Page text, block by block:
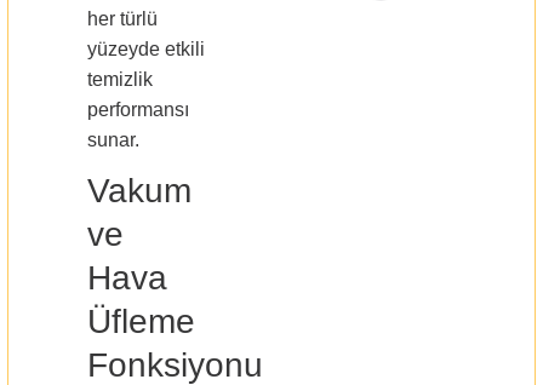
her türlü
yüzeyde etkili
temizlik
performansı
sunar.
Vakum
ve
Hava
Üfleme
Fonksiyonu